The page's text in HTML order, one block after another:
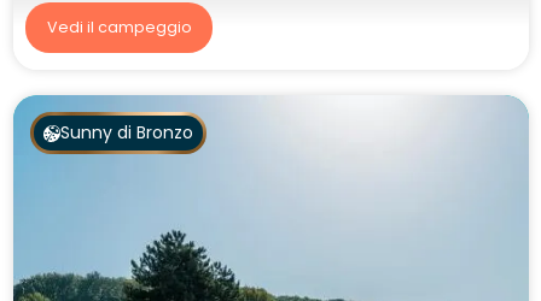
Vedi il campeggio
Sunny di Bronzo